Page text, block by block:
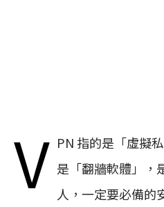
V PN 指的是「虛擬
是「翻牆軟體」，
人，一定要必備的